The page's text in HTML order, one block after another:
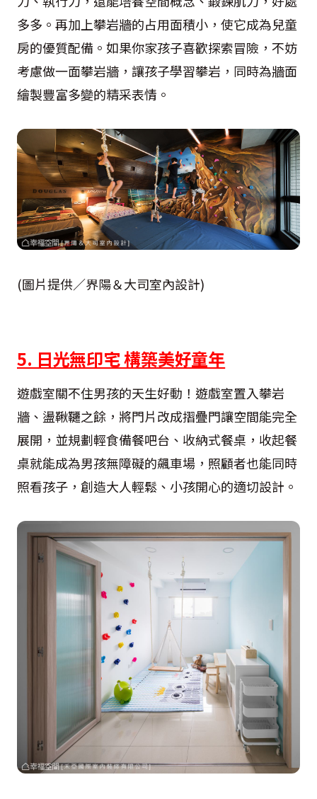
多多。再加上攀岩牆的占用面積小，使它成為兒童
房的優質配備。如果你家孩子喜歡探索冒險，不妨
考慮做一面攀岩牆，讓孩子學習攀岩，同時為牆面
繪製豐富多變的精采表情。
(圖片提供／界陽＆大司室內設計)
5. 日光無印宅 構築美好童年
遊戲室關不住男孩的天生好動！遊戲室置入攀岩
牆、盪鞦韆之餘，將門片改成摺疊門讓空間能完全
展開，並規劃輕食備餐吧台、收納式餐桌，收起餐
桌就能成為男孩無障礙的飆車場，照顧者也能同時
照看孩子，創造大人輕鬆、小孩開心的適切設計。